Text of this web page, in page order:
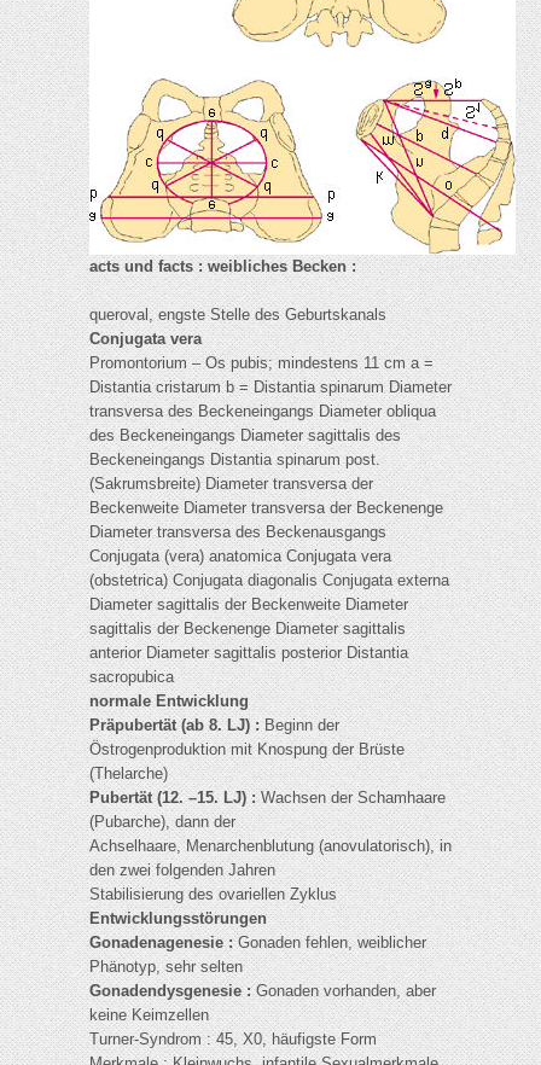
acts und facts : weibliches Becken :
queroval, engste Stelle des Geburtskanals
Conjugata vera
Promontorium – Os pubis; mindestens 11 cm a =
Distantia cristarum b = Distantia spinarum Diameter
transversa des Beckeneingangs Diameter obliqua
des Beckeneingangs Diameter sagittalis des
Beckeneingangs Distantia spinarum post.
(Sakrumsbreite) Diameter transversa der
Beckenweite Diameter transversa der Beckenenge
Diameter transversa des Beckenausgangs
Conjugata (vera) anatomica Conjugata vera
(obstetrica) Conjugata diagonalis Conjugata externa
Diameter sagittalis der Beckenweite Diameter
sagittalis der Beckenenge Diameter sagittalis
anterior Diameter sagittalis posterior Distantia
sacropubica
normale Entwicklung
Präpubertät (ab 8. LJ) :Beginn der
Östrogenproduktion mit Knospung der Brüste
(Thelarche)
Pubertät (12. –15. LJ) :Wachsen der Schamhaare
(Pubarche), dann der
Achselhaare, Menarchenblutung (anovulatorisch), in
den zwei folgenden Jahren
Stabilisierung des ovariellen Zyklus
Entwicklungsstörungen
Gonadenagenesie :Gonaden fehlen, weiblicher
Phänotyp, sehr selten
Gonadendysgenesie :Gonaden vorhanden, aber
keine Keimzellen
Turner-Syndrom : 45, X0, häufigste Form